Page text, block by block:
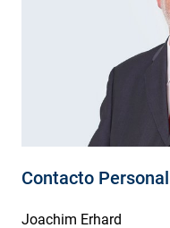
Contacto Personal
Joachim Erhard